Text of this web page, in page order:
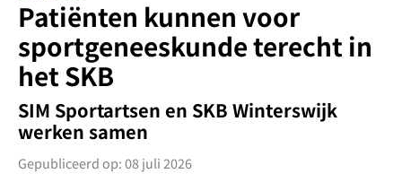
Patiënten kunnen voor
sportgeneeskunde terecht in
het SKB
SIM Sportartsen en SKB Winterswijk
werken samen
Gepubliceerd op: 08 juli 2026